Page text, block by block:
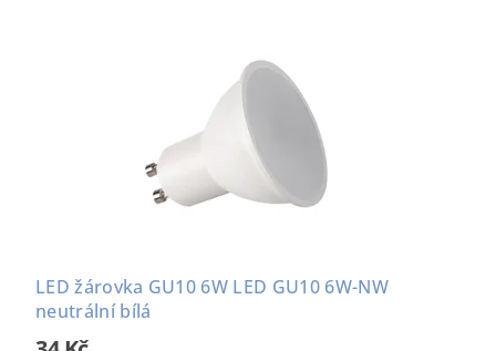
LED žárovka GU10 6W LED GU10 6W-NW
neutrální bílá